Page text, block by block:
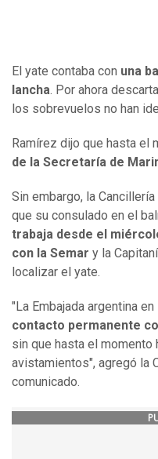
El yate contaba con una
lancha . Por ahora
los sobrevuelos no han
Ramírez dijo que hasta el
de la Secretaría de
Sin embargo, la
que su consulado en el
trabaja desde el
con la Semar y la
localizar el yate.
"La Embajada argentina en
contacto permanente
sin que hasta el
avistamientos", agregó la
comunicado.